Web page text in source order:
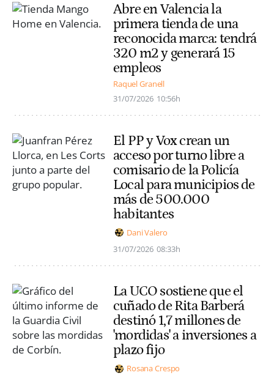
Abre en Valencia la
primera tienda de una
reconocida marca: tendrá
320 m2 y generará 15
empleos
Raquel Granell
31/07/2026 10:56h
El PP y Vox crean un
acceso por turno libre a
comisario de la Policía
Local para municipios de
más de 500.000
habitantes
Dani Valero
31/07/2026 08:33h
La UCO sostiene que el
cuñado de Rita Barberá
destinó 1,7 millones de
'mordidas' a inversiones a
plazo fijo
Rosana Crespo